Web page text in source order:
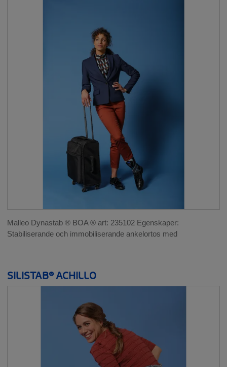
Malleo Dynastab ® BOA ® art: 235102 Egenskaper:
Stabiliserande och immobiliserande ankelortos med
SILISTAB® ACHILLO